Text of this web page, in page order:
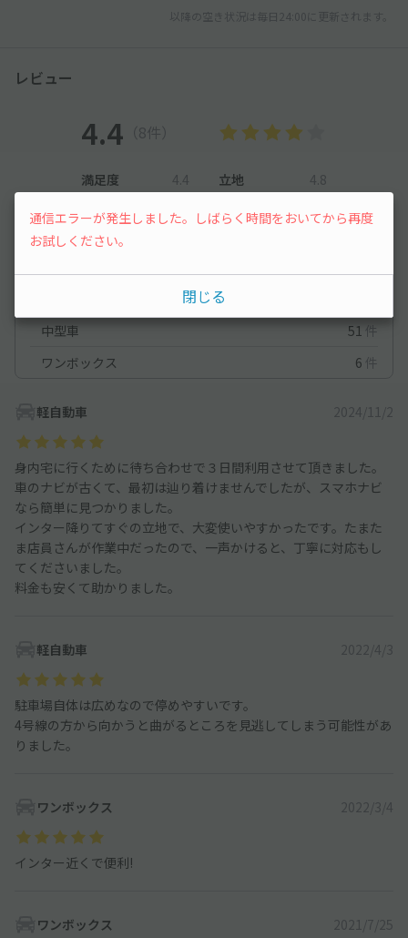
以降の空き状況は毎日24:00に更新されます。
レビュー
4.4 （8件）
満足度 4.4 立地
4.8
車種ごとの利用実績
中型車
51 件
ワンボックス
6 件
軽自動車 2024/11/2
身内宅に行くために待ち合わせで３日間利用させて頂きました。
車のナビが古くて、最初は辿り着けませんでしたが、スマホナビ
なら簡単に見つかりました。
インター降りてすぐの立地で、大変使いやすかったです。たまた
ま店員さんが作業中だったので、一声かけると、丁寧に対応もし
てくださいました。
料金も安くて助かりました。
軽自動車 2022/4/3
駐車場自体は広めなので停めやすいです。
4号線の方から向かうと曲がるところを見逃してしまう可能性があ
りました。
ワンボックス 2022/3/4
インター近くで便利!
ワンボックス 2021/7/25
通信エラーが発生しました。しばらく時間をおいてから再度
お試しください。
閉じる